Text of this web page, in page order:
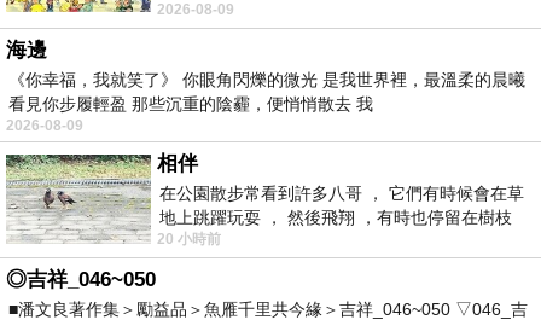
上一篇：werdx 題 殘夢
下一篇：werdx 題 獨醉
治大成功,也是表法,堅持和努力
2026-08-09
海邊
《你幸福，我就笑了》 你眼角閃爍的微光 是我世界裡，最溫柔的晨曦
看見你步履輕盈 那些沉重的陰霾，便悄悄散去 我
2026-08-09
相伴
在公園散步常看到許多八哥 ， 它們有時候會在草
地上跳躍玩耍 ， 然後飛翔 ，有時也停留在樹枝
上，它們身軀是咖啡色的，鳥喙是黃色
20 小時前
◎吉祥_046~050
■潘文良著作集＞勵益品＞魚雁千里共今緣＞吉祥_046~050 ▽046_吉